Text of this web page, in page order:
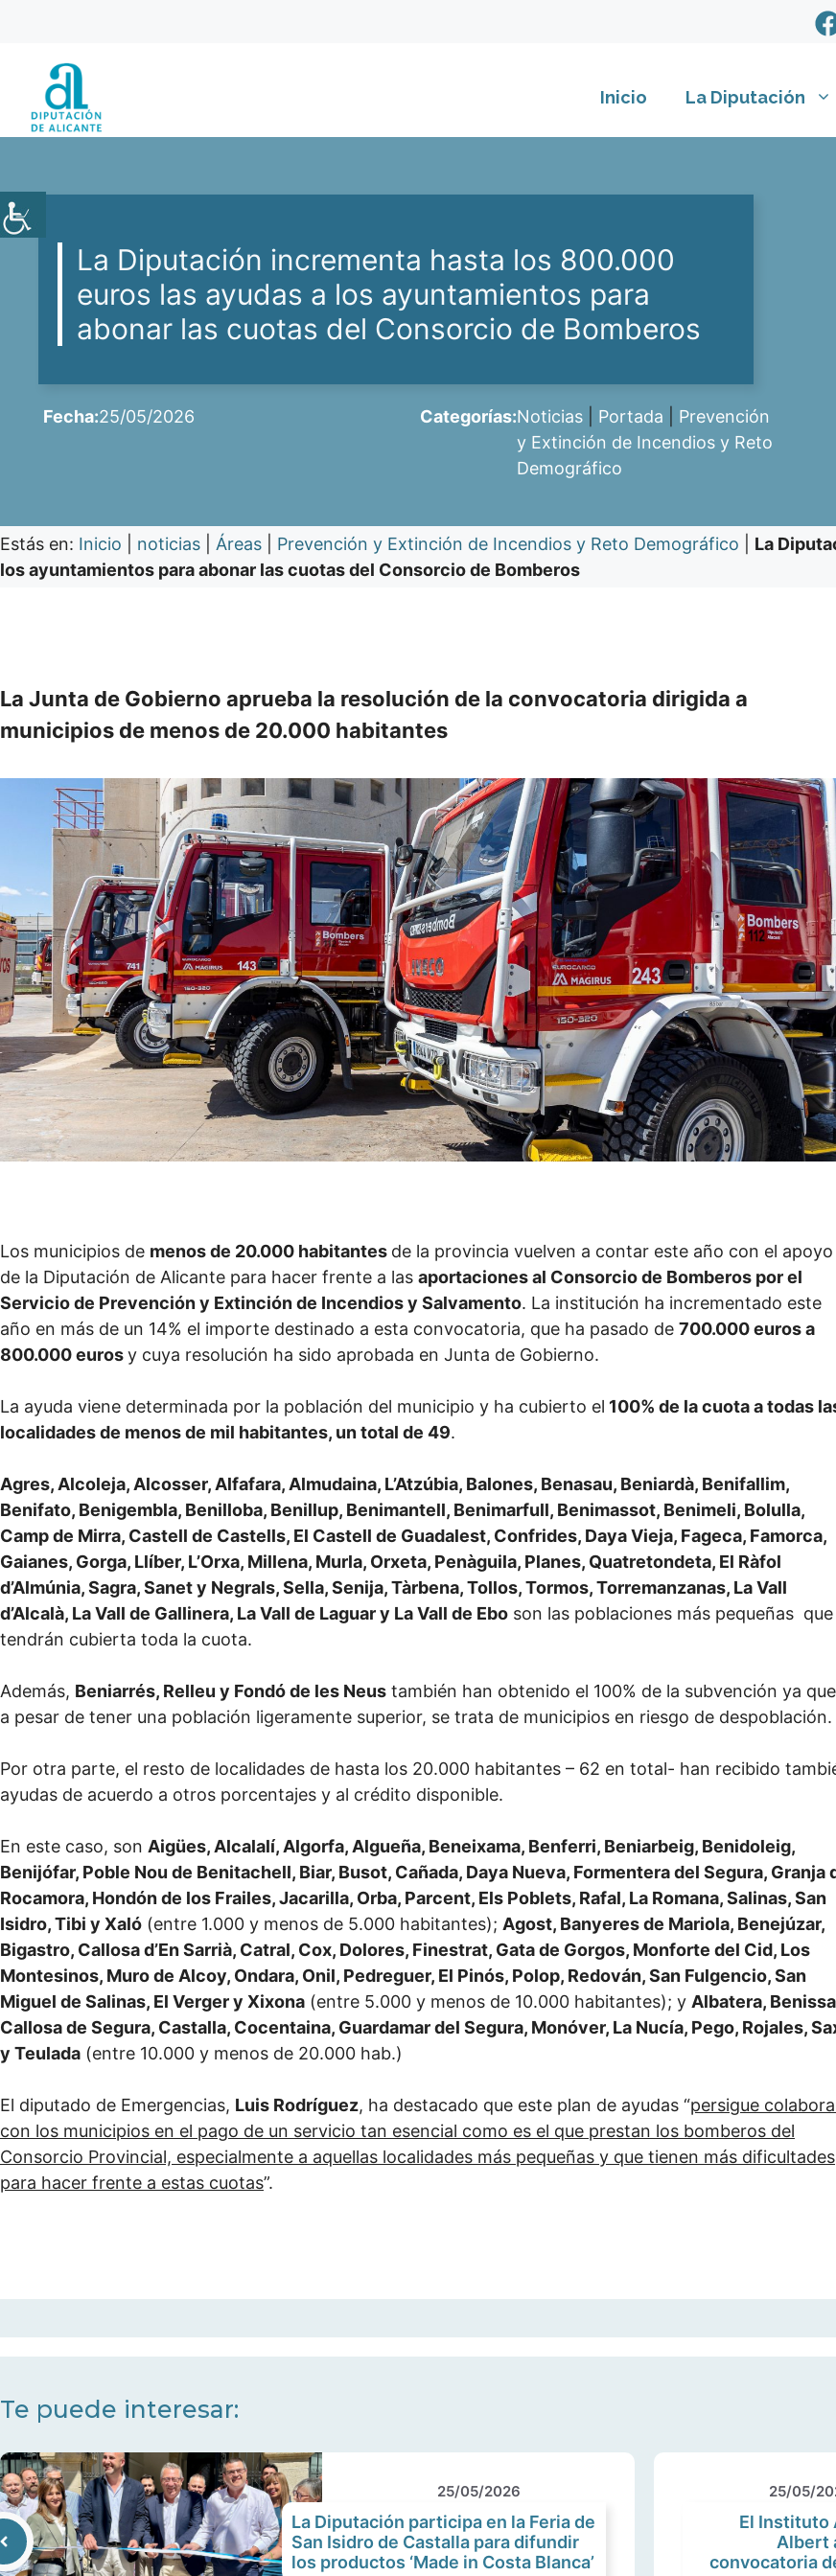
contenido
Inicio La Diputación
La Diputación incrementa hasta los 800.000
euros las ayudas a los ayuntamientos para
abonar las cuotas del Consorcio de Bomberos
Fecha:25/05/2026 Categorías:Noticias Portada
Prevención
y Extinción de Incendios y Reto
Demográfico
Estás en: Inicio noticias Áreas Prevención y Extinción de Incendios y Reto Demográfico
La
los ayuntamientos para abonar las cuotas del Consorcio de Bomberos
La Junta de Gobierno aprueba la resolución de la convocatoria dirigida a
municipios de menos de 20.000 habitantes
Los municipios de menos de 20.000 habitantes de la provincia vuelven a contar este año con el apoyo
de la Diputación de Alicante para hacer frente a las aportaciones al Consorcio de Bomberos por el
Servicio de Prevención y Extinción de Incendios y Salvamento. La institución ha incrementado este
año en más de un 14% el importe destinado a esta convocatoria, que ha pasado de 700.000 euros a
800.000 eurosy cuya resolución ha sido aprobada en Junta de Gobierno.
La ayuda viene determinada por la población del municipio y ha cubierto el 100% de la cuota a todas
localidades de menos de mil habitantes, un total de 49.
Agres, Alcoleja, Alcosser, Alfafara, Almudaina, L’Atzúbia, Balones, Benasau, Beniardà, Benifallim,
Benifato, Benigembla, Benilloba, Benillup, Benimantell, Benimarfull, Benimassot, Benimeli, Bolulla,
Camp de Mirra, Castell de Castells, El Castell de Guadalest, Confrides, Daya Vieja, Fageca, Famorca,
Gaianes, Gorga, Llíber, L’Orxa, Millena, Murla, Orxeta, Penàguila, Planes, Quatretondeta, El Ràfol
d’Almúnia, Sagra, Sanet y Negrals, Sella, Senija, Tàrbena, Tollos, Tormos, Torremanzanas, La Vall
d’Alcalà, La Vall de Gallinera, La Vall de Laguar y La Vall de Ebo son las poblaciones más pequeñas que
tendrán cubierta toda la cuota.
Además, Beniarrés, Relleu y Fondó de les Neus también han obtenido el 100% de la subvención ya
a pesar de tener una población ligeramente superior, se trata de municipios en riesgo de despoblación.
Por otra parte, el resto de localidades de hasta los 20.000 habitantes – 62 en total- han recibido
ayudas de acuerdo a otros porcentajes y al crédito disponible.
En este caso, son Aigües, Alcalalí, Algorfa, Algueña, Beneixama, Benferri, Beniarbeig, Benidoleig,
Benijófar, Poble Nou de Benitachell, Biar, Busot, Cañada, Daya Nueva, Formentera del Segura, Granja
Rocamora, Hondón de los Frailes, Jacarilla, Orba, Parcent, Els Poblets, Rafal, La Romana, Salinas, San
Isidro, Tibi y Xaló (entre 1.000 y menos de 5.000 habitantes); Agost, Banyeres de Mariola, Benejúzar,
Bigastro, Callosa d’En Sarrià, Catral, Cox, Dolores, Finestrat, Gata de Gorgos, Monforte del Cid, Los
Montesinos, Muro de Alcoy, Ondara, Onil, Pedreguer, El Pinós, Polop, Redován, San Fulgencio, San
Miguel de Salinas, El Verger y Xixona (entre 5.000 y menos de 10.000 habitantes); y Albatera,
Callosa de Segura, Castalla, Cocentaina, Guardamar del Segura, Monóver, La Nucía, Pego, Rojales,
y Teulada (entre 10.000 y menos de 20.000 hab.)
El diputado de Emergencias, Luis Rodríguez, ha destacado que este plan de ayudas “persigue
con los municipios en el pago de un servicio tan esencial como es el que prestan los bomberos del
Consorcio Provincial, especialmente a aquellas localidades más pequeñas y que tienen más dificultades
para hacer frente a estas cuotas”.
Te puede interesar:
25/05/2026
La Diputación participa en la Feria de
San Isidro de Castalla para difundir
los productos ‘Made in Costa Blanca’
25/05/
El Instituto
Albert
convocatoria